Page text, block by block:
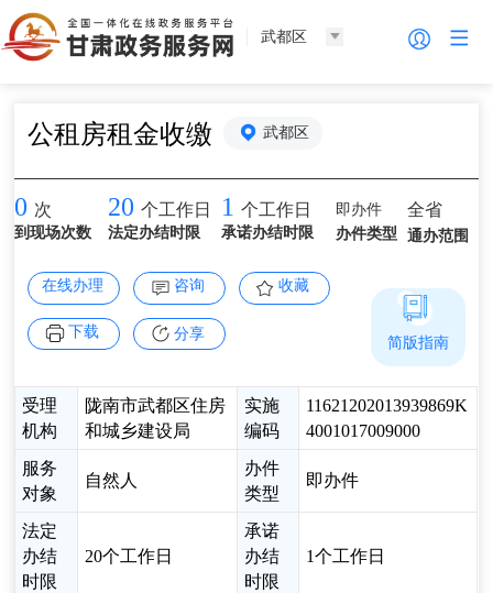
武都区
公租房租金收缴 武都区
0 次
到现场次数
20 个工作日
法定办结时限
1 个工作日
承诺办结时限
即办件
办件类型
全省
通办范围
在线办理 咨询 收藏
下载 分享
受理
机构
陇南市武都区住房
和城乡建设局
实施
编码
11621202013939869K
4001017009000
服务
对象
自然人
办件
类型
即办件
法定
办结
时限
20个工作日
承诺
办结
时限
1个工作日
简版指南